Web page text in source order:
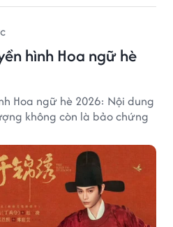
hình Hoa ngữ hè
Hoa ngữ hè 2026: Nội dung
không còn là bảo chứng